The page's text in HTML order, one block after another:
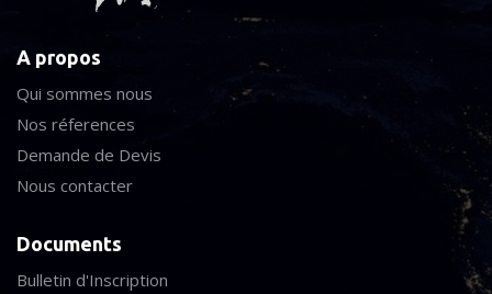
A propos
Qui sommes nous
Nos réferences
Demande de Devis
Nous contacter
Documents
Bulletin d'Inscription